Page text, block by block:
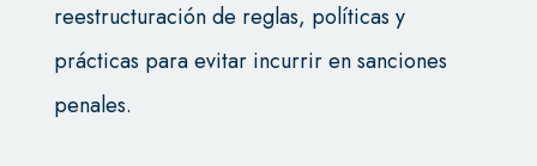
reestructuración de reglas, políticas y
prácticas para evitar incurrir en sanciones
penales.